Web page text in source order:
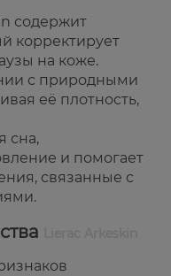
содержит
корректирует
на коже.
с природными
её плотность,
сна,
и помогает
связанные с